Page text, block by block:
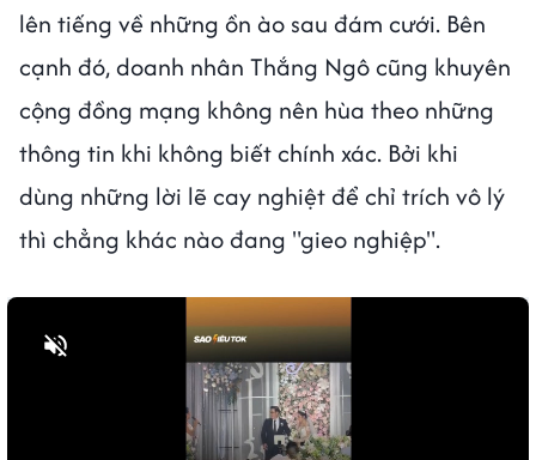
lên tiếng về những ồn ào sau đám cưới. Bên
cạnh đó, doanh nhân Thắng Ngô cũng khuyên
cộng đồng mạng không nên hùa theo những
thông tin khi không biết chính xác. Bởi khi
dùng những lời lẽ cay nghiệt để chỉ trích vô lý
thì chẳng khác nào đang "gieo nghiệp".